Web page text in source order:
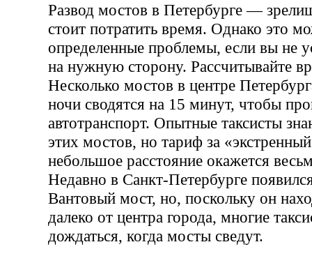
Развод мостов в Петербурге —
стоит потратить время. Однако это
определенные проблемы, если вы не
на нужную сторону. Рассчитывайте
Несколько мостов в центре
ночи сводятся на 15 минут, чтобы
автотранспорт. Опытные таксисты
этих мостов, но тариф за
небольшое расстояние окажется
Недавно в Санкт-Петербурге
Вантовый мост, но, поскольку он
далеко от центра города, многие
дождаться, когда мосты сведут.